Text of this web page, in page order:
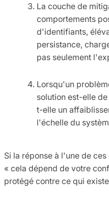
La couche de
comportements
d'identifiants,
persistance,
pas seulement
Lorsqu'un
solution est-elle
t-elle un
l'échelle du
Si la réponse à l'une de
« cela dépend de votre
protégé contre ce qui